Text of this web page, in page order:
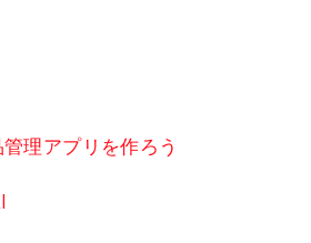
理アプリを作ろう